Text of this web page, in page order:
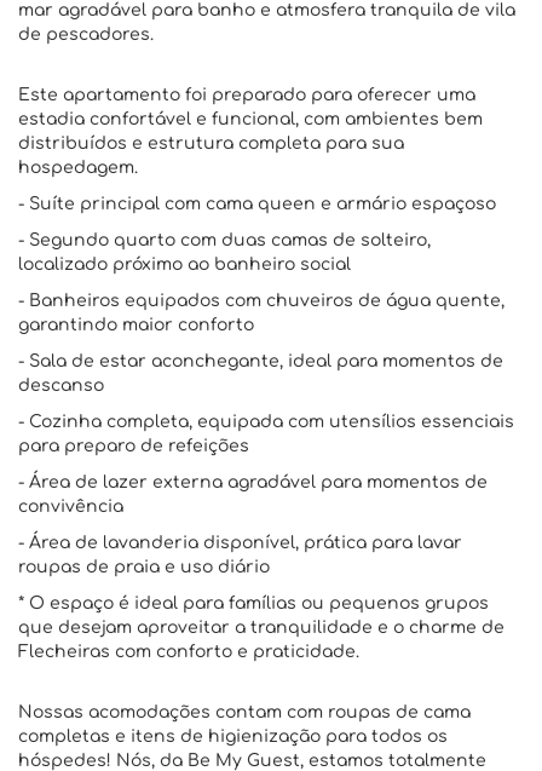
mar agradável para banho e atmosfera tranquila de vila
de pescadores.
Este apartamento foi preparado para oferecer uma
estadia confortável e funcional, com ambientes bem
distribuídos e estrutura completa para sua
hospedagem.
- Suíte principal com cama queen e armário espaçoso
- Segundo quarto com duas camas de solteiro,
localizado próximo ao banheiro social
- Banheiros equipados com chuveiros de água quente,
garantindo maior conforto
- Sala de estar aconchegante, ideal para momentos de
descanso
- Cozinha completa, equipada com utensílios essenciais
para preparo de refeições
- Área de lazer externa agradável para momentos de
convivência
- Área de lavanderia disponível, prática para lavar
roupas de praia e uso diário
* O espaço é ideal para famílias ou pequenos grupos
que desejam aproveitar a tranquilidade e o charme de
Flecheiras com conforto e praticidade.
Nossas acomodações contam com roupas de cama
completas e itens de higienização para todos os
hóspedes! Nós, da Be My Guest, estamos totalmente